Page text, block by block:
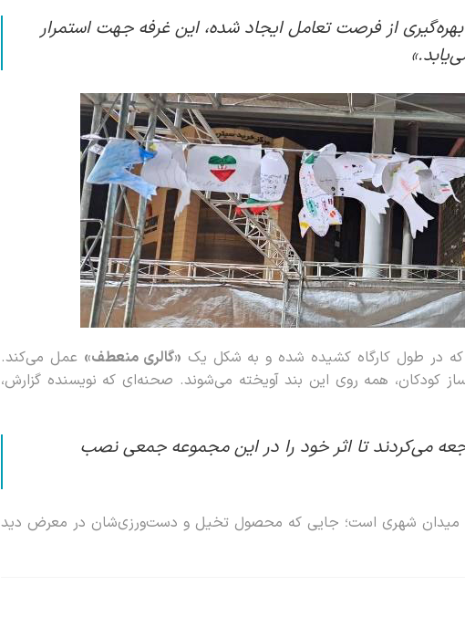
از فرصت تعامل ایجاد شده، این غرفه جهت استمرار
در طول کارگاه کشیده شده و به شکل یک «گالری منعطف» عمل می‌کند.
همه روی این بند آویخته می‌شوند. صحنه‌ای که نویسنده گزارش،
می‌کردند تا اثر خود را در این مجموعه جمعی نصب
یک میدان شهری است؛ جایی که محصول تخیل و دست‌ورزی‌شان در معرض دید